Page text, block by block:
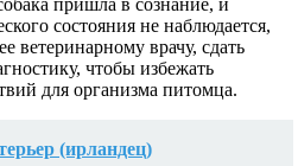
пришла в сознание, и
состояния не наблюдается,
ветеринарному врачу, сдать
чтобы избежать
для организма питомца.
(ирландец)